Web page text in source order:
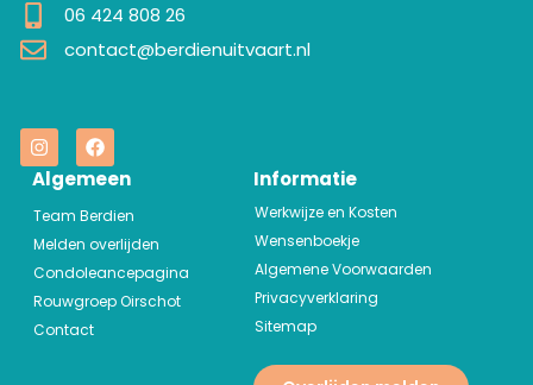
06 424 808 26
contact@berdienuitvaart.nl
Algemeen
Team Berdien
Melden overlijden
Condoleancepagina
Rouwgroep Oirschot
Contact
Informatie
Werkwijze en Kosten
Wensenboekje
Algemene Voorwaarden
Privacyverklaring
Sitemap